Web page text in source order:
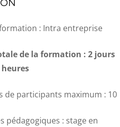
: Intra entreprise
de la formation : 2 jours
heures
de participants maximum : 10
pédagogiques : stage en